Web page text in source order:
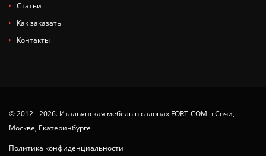
Статьи
Как заказать
Контакты
© 2012 - 2026. Итальянская мебель в салонах FORT-COM в Сочи,
Москве, Екатеринбурге
Политика конфиденциальности